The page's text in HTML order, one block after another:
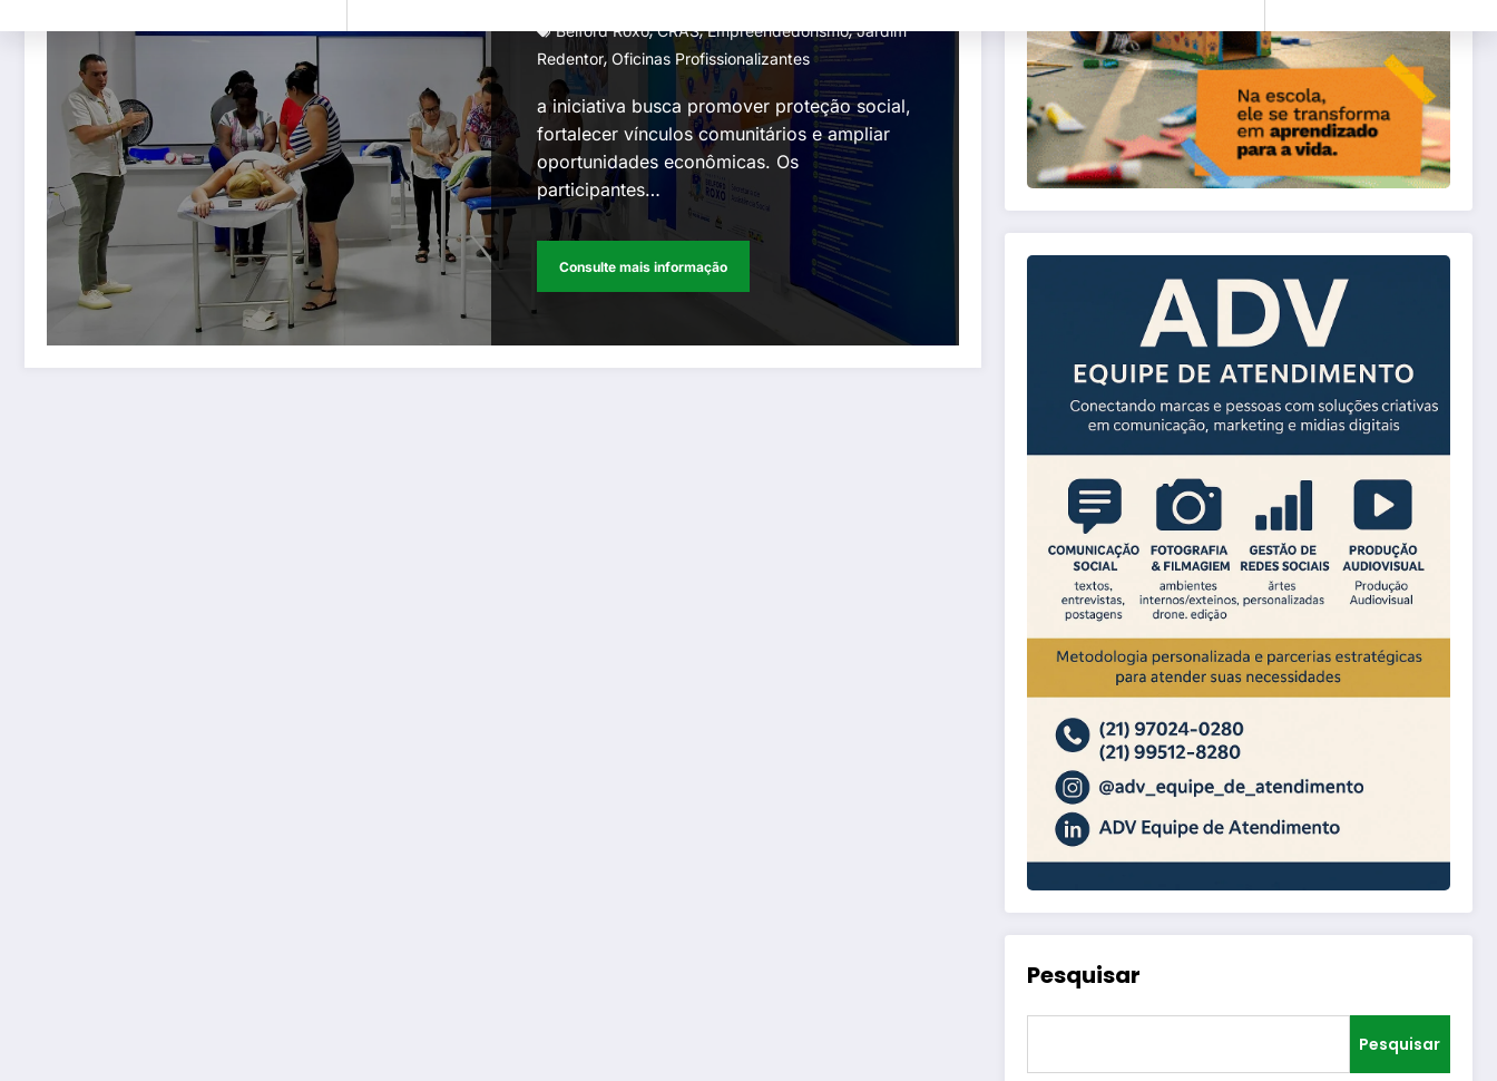
empreendedorismo, em
Belford Roxo
Belford Roxo,CRAS,Empreendedorismo,Jardim
Redentor,Oficinas Profissionalizantes
a iniciativa busca promover proteção social,
fortalecer vínculos comunitários e ampliar
oportunidades econômicas. Os
participantes…
Consulte mais informação
Pesquisar
Pesquisar